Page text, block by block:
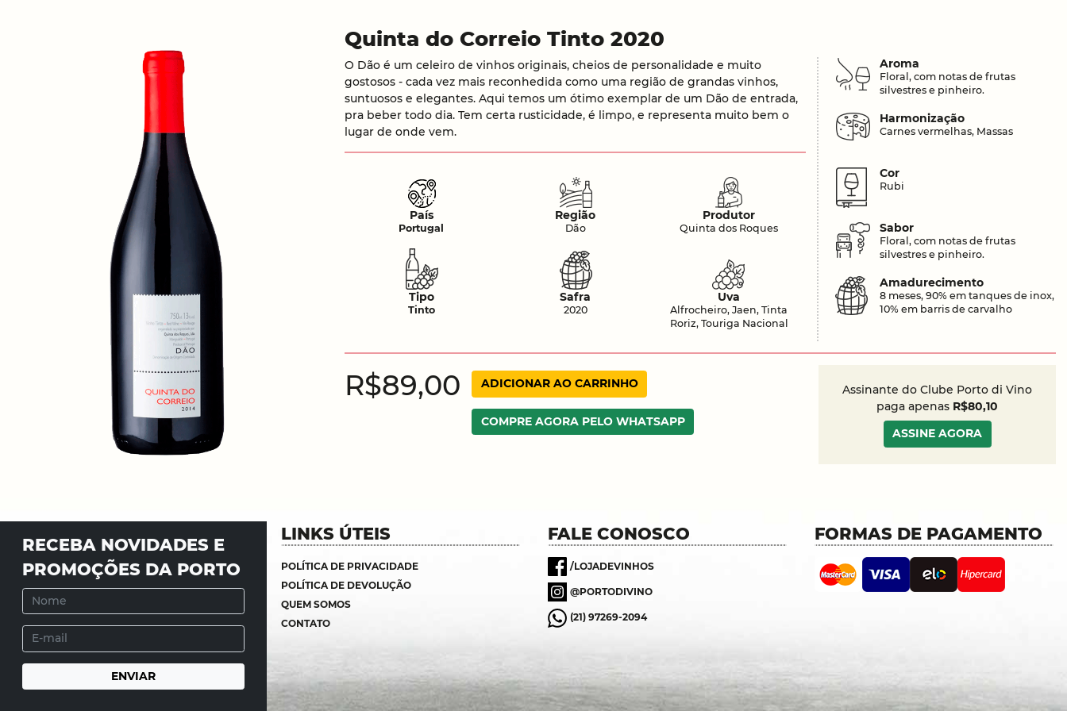
Quinta do Correio Tinto 2020
O Dão é um celeiro de vinhos originais, cheios de personalidade e muito
gostosos - cada vez mais reconhedida como uma região de grandas vinhos,
suntuosos e elegantes. Aqui temos um ótimo exemplar de um Dão de entrada,
pra beber todo dia. Tem certa rusticidade, é limpo, e representa muito bem o
lugar de onde vem.
País
Portugal
Região
Dão
Produtor
Quinta dos Roques
Tipo
Tinto
Safra
2020
Uva
Alfrocheiro, Jaen, Tinta
Roriz, Touriga Nacional
Aroma
Floral, com notas de frutas
silvestres e pinheiro.
Harmonização
Carnes vermelhas, Massas
Cor
Rubi
Sabor
Floral, com notas de frutas
silvestres e pinheiro.
Amadurecimento
8 meses, 90% em tanques de inox,
10% em barris de carvalho
R$89,00 ADICIONAR AO CARRINHO
COMPRE AGORA PELO WHATSAPP
Assinante do Clube Porto di Vino
paga apenas R$80,10
ASSINE AGORA
RECEBA NOVIDADES E
PROMOÇÕES DA PORTO
LINKS ÚTEIS
POLÍTICA DE PRIVACIDADE
POLÍTICA DE DEVOLUÇÃO
QUEM SOMOS
CONTATO
FALE CONOSCO
/LOJADEVINHOS
@PORTODIVINO
(21) 97269-2094
FORMAS DE PAGAMENTO